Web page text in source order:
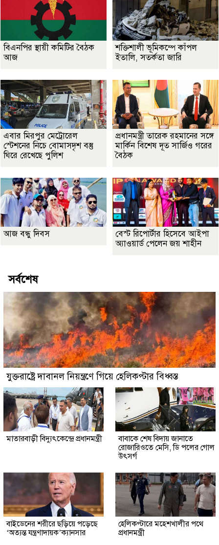
বিএনপির স্থায়ী কমিটির বৈঠক
আজ
শক্তিশালী ভূমিকম্পে কাঁপল
ইতালি, সতর্কতা জারি
এবার মিরপুর মেট্রোরেল
স্টেশনের নিচে বোমাসদৃশ বস্তু
ঘিরে রেখেছে পুলিশ
প্রধানমন্ত্রী তারেক রহমানের সঙ্গে
মার্কিন বিশেষ দূত সার্জিও গরের
বৈঠক
আজ বন্ধু দিবস
বেস্ট রিপোর্টার হিসেবে আইপা
অ্যাওয়ার্ড পেলেন জয় শাহীন
সর্বশেষ
যুক্তরাষ্ট্রে দাবানল নিয়ন্ত্রণে গিয়ে হেলিকপ্টার বিধ্বস্ত
মাতারবাড়ী বিদ্যুৎকেন্দ্রে প্রধানমন্ত্রী
বাবাকে শেষ বিদায় জানাতে
রোজারিওতে মেসি, ডি পলের গোল
উৎসর্গ
বাইডেনের শরীরে ছড়িয়ে পড়েছে
‘অত্যন্ত যন্ত্রণাদায়ক’ক্যানসার
হেলিকপ্টারে মহেশখালীর পথে
প্রধানমন্ত্রী